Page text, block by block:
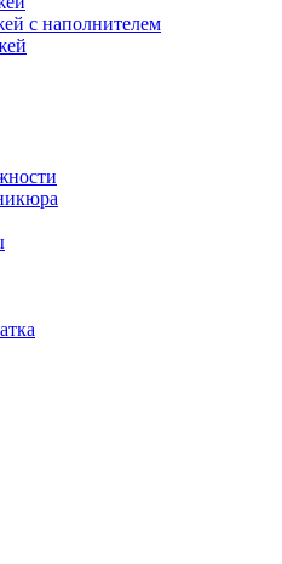
с наполнителем